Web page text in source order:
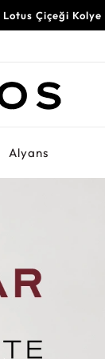
Lotus Çiçeği Kolye
Alyans